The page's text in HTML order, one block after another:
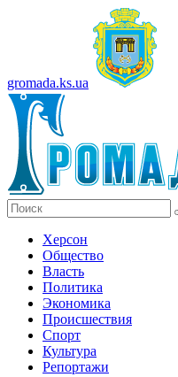
gromada.ks.ua
Херсон
Общество
Власть
Политика
Экономика
Происшествия
Спорт
Культура
Репортажи